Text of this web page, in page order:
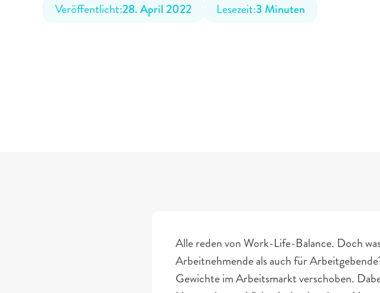
Veröffentlicht:28. April 2022 Lesezeit:3 Minuten
Alle reden von Work-Life-Balance. Doch
Arbeitnehmende als auch für
Gewichte im Arbeitsmarkt verschoben.